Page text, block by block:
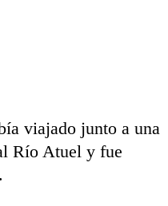
viajado junto a una
Río Atuel y fue